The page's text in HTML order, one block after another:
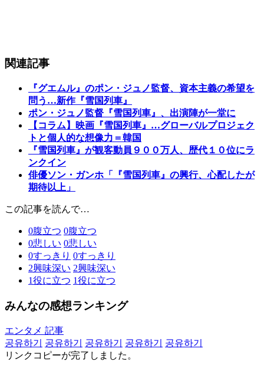
関連記事
『グエムル』のポン・ジュノ監督、資本主義の希望を
問う…新作『雪国列車』
ポン・ジュノ監督『雪国列車』、出演陣が一堂に
【コラム】映画『雪国列車』…グローバルプロジェク
トと個人的な想像力＝韓国
『雪国列車』が観客動員９００万人、歴代１０位にラ
ンクイン
俳優ソン・ガンホ「『雪国列車』の興行、心配したが
期待以上」
この記事を読んで…
0腹立つ 0腹立つ
0悲しい 0悲しい
0すっきり 0すっきり
2興味深い 2興味深い
1役に立つ 1役に立つ
みんなの感想ランキング
エンタメ 記事
공유하기
공유하기 공유하기 공유하기
공유하기
リンクコピーが完了しました。